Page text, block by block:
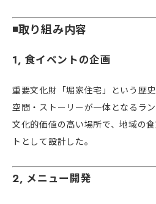
◾️取り組み内容
1, 食イベントの企画
重要文化財「堀家住宅」という歴
空間・ストーリーが一体となるラ
文化的価値の高い場所で、地域の
トとして設計した。
2, メニュー開発